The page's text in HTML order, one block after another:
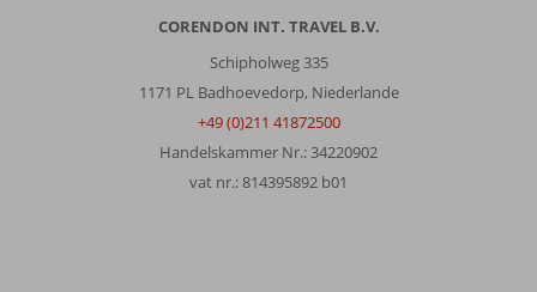
CORENDON INT. TRAVEL B.V.
Schipholweg 335
1171 PL Badhoevedorp, Niederlande
+49 (0)211 41872500
Handelskammer Nr.: 34220902
vat nr.: 814395892 b01